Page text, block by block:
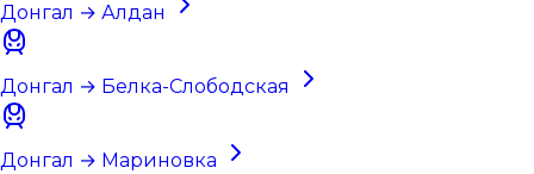
Донгал → Алдан
Донгал → Белка-Слободская
Донгал → Мариновка